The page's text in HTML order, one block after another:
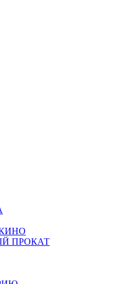
ПРОКАТ